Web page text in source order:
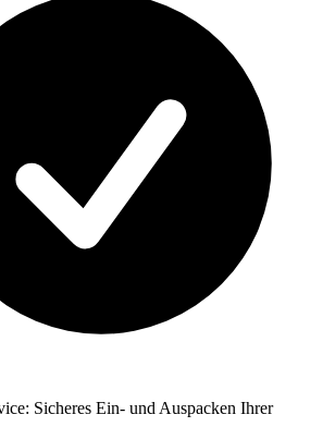
Sicheres Ein- und Auspacken Ihrer